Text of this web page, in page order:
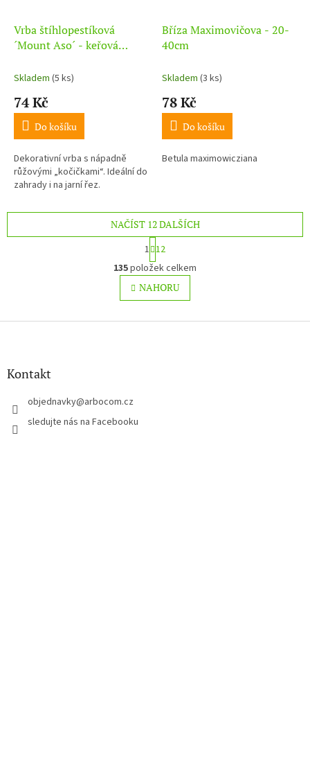
Vrba štíhlopestíková
´Mount Aso´ - keřová
Skladem (5 ks)
74 Kč
Do košíku
Dekorativní vrba s nápadně
růžovými „kočičkami“. Ideální do
zahrady i na jarní řez.
Bříza Maximovičova - 20-
40cm
Skladem (3 ks)
78 Kč
Do košíku
Betula maximowicziana
O
v
l
á
NAČÍST 12 DALŠÍCH
S
t
r
á
n
k
v
1 12
135položek celkem
NAHORU
Z
Kontakt
objednavky@arbocom.cz
sledujte nás na Facebooku